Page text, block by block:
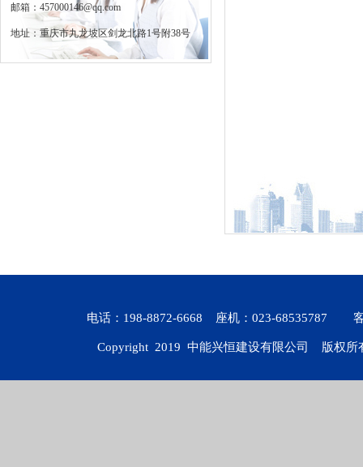
邮箱：457000146@qq.com
地址：重庆市九龙坡区剑龙北路1号附38号
电话：198-8872-6668 座机：023-68535787 客
Copyright 2019 中能兴恒建设有限公司 版权所